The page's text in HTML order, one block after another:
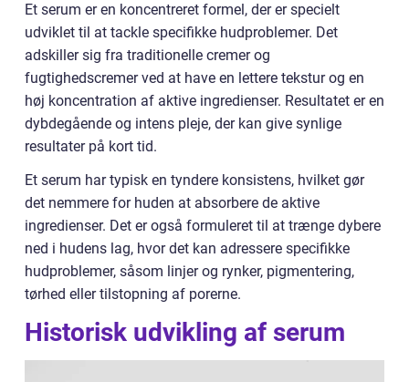
Et serum er en koncentreret formel, der er specielt
udviklet til at tackle specifikke hudproblemer. Det
adskiller sig fra traditionelle cremer og
fugtighedscremer ved at have en lettere tekstur og en
høj koncentration af aktive ingredienser. Resultatet er en
dybdegående og intens pleje, der kan give synlige
resultater på kort tid.
Et serum har typisk en tyndere konsistens, hvilket gør
det nemmere for huden at absorbere de aktive
ingredienser. Det er også formuleret til at trænge dybere
ned i hudens lag, hvor det kan adressere specifikke
hudproblemer, såsom linjer og rynker, pigmentering,
tørhed eller tilstopning af porerne.
Historisk udvikling af serum